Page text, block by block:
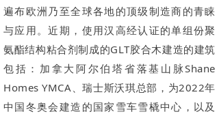
遍布欧洲乃至全球各地的顶级制造商的青睐
与应用。近期，使用汉高经认证的单组份聚
氨酯结构粘合剂制成的GLT胶合木建造的建筑
包括：加拿大阿尔伯塔省落基山脉Shane
Homes YMCA、瑞士斯沃琪总部，为2022年
中国冬奥会建造的国家雪车雪橇中心，以及